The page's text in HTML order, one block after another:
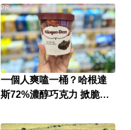
一個人爽嗑一桶？哈根達
斯72%濃醇巧克力 掀脆友
PR